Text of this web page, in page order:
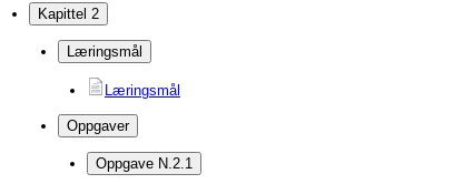
Kapittel 2
Læringsmål
Læringsmål
Oppgaver
Oppgave N.2.1